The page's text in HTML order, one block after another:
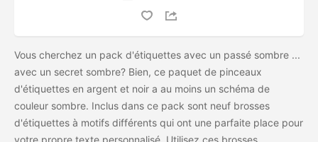
Vous cherchez un pack d'étiquettes avec un passé sombre ...
avec un secret sombre? Bien, ce paquet de pinceaux
d'étiquettes en argent et noir a au moins un schéma de
couleur sombre. Inclus dans ce pack sont neuf brosses
d'étiquettes à motifs différents qui ont une parfaite place pour
votre propre texte personnalisé. Utilisez ces brosses